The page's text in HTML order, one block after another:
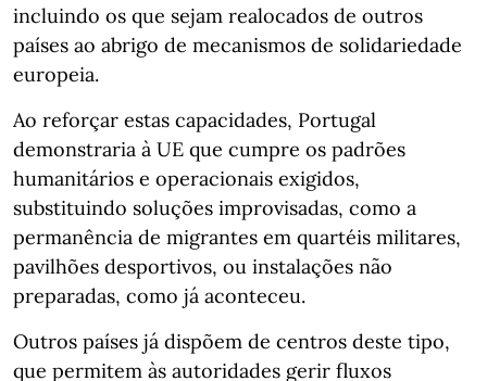
incluindo os que sejam realocados de outros
países ao abrigo de mecanismos de solidariedade
europeia.
Ao reforçar estas capacidades, Portugal
demonstraria à UE que cumpre os padrões
humanitários e operacionais exigidos,
substituindo soluções improvisadas, como a
permanência de migrantes em quartéis militares,
pavilhões desportivos, ou instalações não
preparadas, como já aconteceu.
Outros países já dispõem de centros deste tipo,
que permitem às autoridades gerir fluxos